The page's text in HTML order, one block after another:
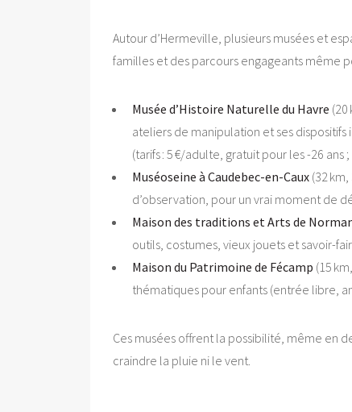
Autour d’Hermeville, plusieurs musées et
familles et des parcours engageants même
Musée d’Histoire Naturelle du Havre
ateliers de manipulation et ses
(tarifs : 5 €/adulte, gratuit pour les -26 ans
Muséoseine à Caudebec-en-Caux (32
d’observation, pour un vrai moment de
Maison des traditions et Arts de
outils, costumes, vieux jouets et savoir-
Maison du Patrimoine de Fécamp (15
thématiques pour enfants (entrée libre,
Ces musées offrent la possibilité, même en
craindre la pluie ni le vent.